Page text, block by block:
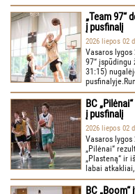
„Team 97“
į pusfinalį
2026 liepos 02
Vasaros
97“ įspūdingu
31:15)
BC
į pusfinalį
2026 liepos 02
Vasaros
„Pilėnai“
„Plasteną“ ir
labai
BC